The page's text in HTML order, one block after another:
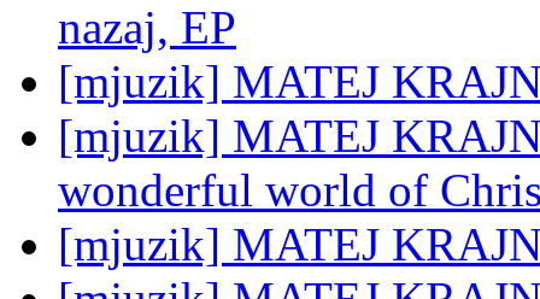
nazaj, EP
[mjuzik] MATEJ
[mjuzik] MATEJ
wonderful world of
[mjuzik] MATEJ